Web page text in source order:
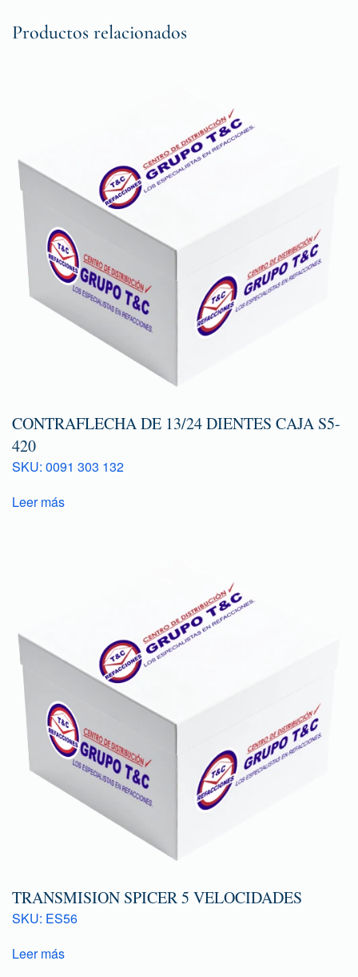
Productos relacionados
CONTRAFLECHA DE 13/24 DIENTES CAJA S5-
420
SKU: 0091 303 132
Leer más
TRANSMISION SPICER 5 VELOCIDADES
SKU: ES56
Leer más